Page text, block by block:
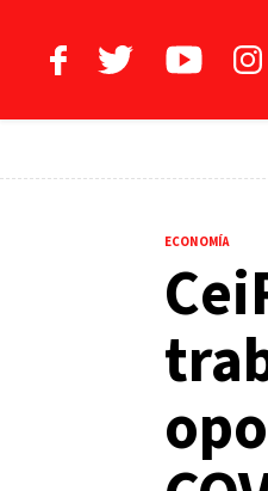
ECONOMÍA